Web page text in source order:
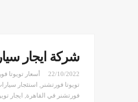
شركة ايجار
22/10/2022 أسعار تويوتا فورتشنر 2022
تويوتا فورتشنر , استئجار
فورتشنر في القاهرة, ايجار